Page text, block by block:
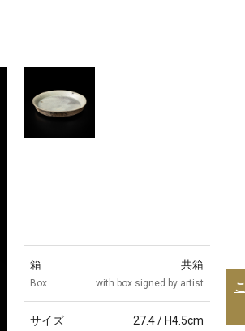
箱
Box
共箱
with box signed by artist
サイズ 27.4 / H4.5cm